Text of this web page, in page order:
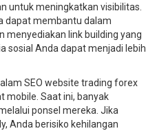
untuk meningkatkan visibilitas.
dapat membantu dalam
menyediakan link building yang
sosial Anda dapat menjadi lebih
SEO website trading forex
mobile. Saat ini, banyak
ponsel mereka. Jika
Anda berisiko kehilangan